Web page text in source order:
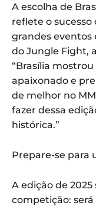
A escolha de
reflete o
grandes eventos
do Jungle Fight,
“Brasília
apaixonado e
de melhor no
fazer dessa
histórica.”
Prepare-se para
A edição de
competição: